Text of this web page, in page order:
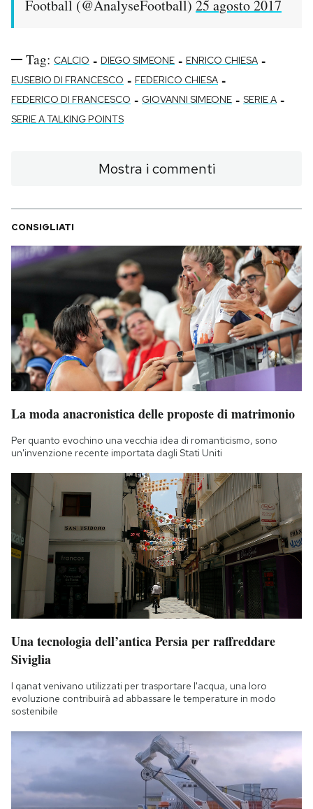
Football (@AnalyseFootball) 25 agosto 2017
Tag: CALCIO - DIEGO SIMEONE - ENRICO CHIESA -
EUSEBIO DI FRANCESCO - FEDERICO CHIESA -
FEDERICO DI FRANCESCO - GIOVANNI SIMEONE - SERIE A -
SERIE A TALKING POINTS
Mostra i commenti
CONSIGLIATI
La moda anacronistica delle proposte di matrimonio
Per quanto evochino una vecchia idea di romanticismo, sono
un'invenzione recente importata dagli Stati Uniti
Una tecnologia dell’antica Persia per raffreddare
Siviglia
I qanat venivano utilizzati per trasportare l'acqua, una loro
evoluzione contribuirà ad abbassare le temperature in modo
sostenibile